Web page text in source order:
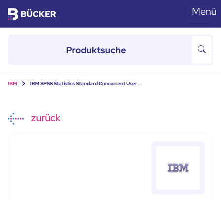
Skip to main content Menü
IBM IBM SPSS Statistics Standard Concurrent User …
zurück